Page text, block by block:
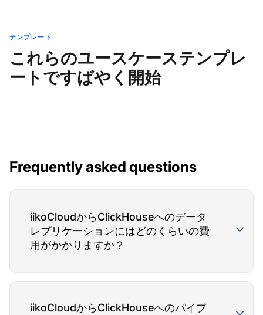
テンプレート
これらのユースケーステンプレ
ートですばやく開始
Frequently asked questions
iikoCloudからClickHouseへのデータ
レプリケーションにはどのくらいの費
用がかかりますか？
iikoCloudからClickHouseへのパイプ